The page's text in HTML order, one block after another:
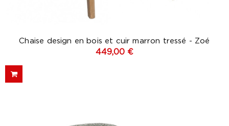
Chaise design en bois et cuir marron tressé - Zoé
449,00 €